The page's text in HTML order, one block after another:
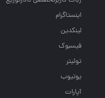
اینستاگرام
لینکدین
فیسبوک
توئیتر
یوتیوب
آپارات